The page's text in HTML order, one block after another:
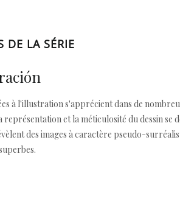
DE LA SÉRIE
à l'illustration s'apprécient dans de
et la méticulosité du dessin se
des images à caractère pseudo-